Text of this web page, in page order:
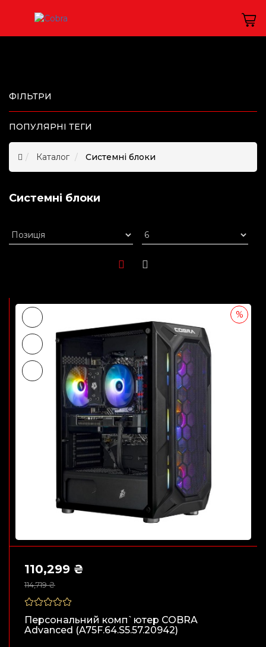
ФІЛЬТРИ
ПОПУЛЯРНІ ТЕГИ
Каталог Системні блоки
Системні блоки
114,719 ₴
110,299 ₴
Персональний комп`ютер COBRA
Advanced (A75F.64.S5.57.20942)